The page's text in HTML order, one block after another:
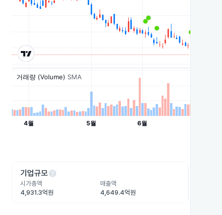
기업규모help
시가총액
4,931.3억원
매출액
4,649.4억원